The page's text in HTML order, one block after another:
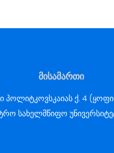
მისამართი
პოლიტკოვსკაიას ქ. 4
სახელმწიფო